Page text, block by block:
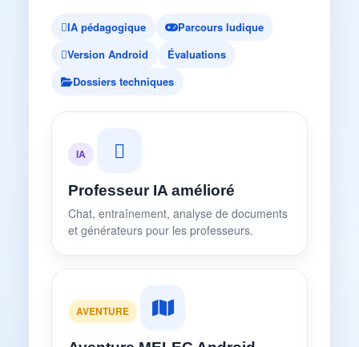
IA pédagogique
Parcours ludique
Version Android
Évaluations
Dossiers techniques
IA
Professeur IA amélioré
Chat, entraînement, analyse de documents
et générateurs pour les professeurs.
AVENTURE